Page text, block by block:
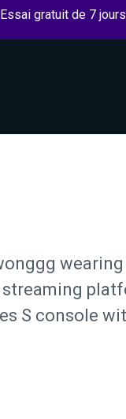
Essai gratuit de 7 jours